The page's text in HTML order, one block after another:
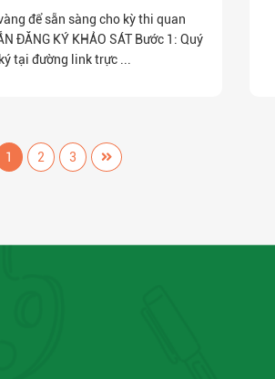
để sẵn sàng cho kỳ thi quan
ĐĂNG KÝ KHẢO SÁT Bước 1: Quý
tại đường link trực ...
1 2 3